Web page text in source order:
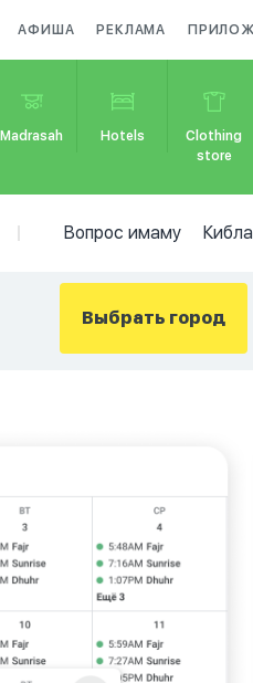
АФИША РЕКЛАМА
Madrasah Hotels
Clothing
store
Вопрос имаму Кибла
Выбрать город